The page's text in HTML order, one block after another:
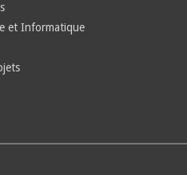
et Informatique